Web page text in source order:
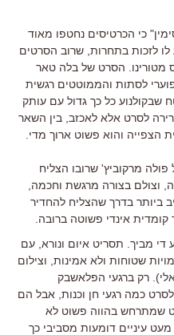
כי הכרטיסים נחטפו מאוד
לזכות בתחרות, שרוב הסרטים
מטורינו. הסרט של בלה טאר
לסתות והממוטטים רגשית
שבקולנוע כל כך גדול עם עותק
לסרט אלא לאכזב, בין השאר
הצפייה והוא פשוט ארוך מדי.
מרקוביץ' שרובו הצליח
וצולם בצורה מרגשת וחכמה,
ביותר בדרך שהצליח להחדיר
קומדית אינדי פשוטה ברובה.
מביך. תסריט איום ונורא, עם
שטוחות ולא אמינות, וצילום
רק ברגעי הפלאשבק
של תחילת שנות ה-90 יש לסרט כמה רגעי חן וכנות, אבל הם
שמתרחש בהווה פשוט לא
עיניים דומעות מסביבי כך